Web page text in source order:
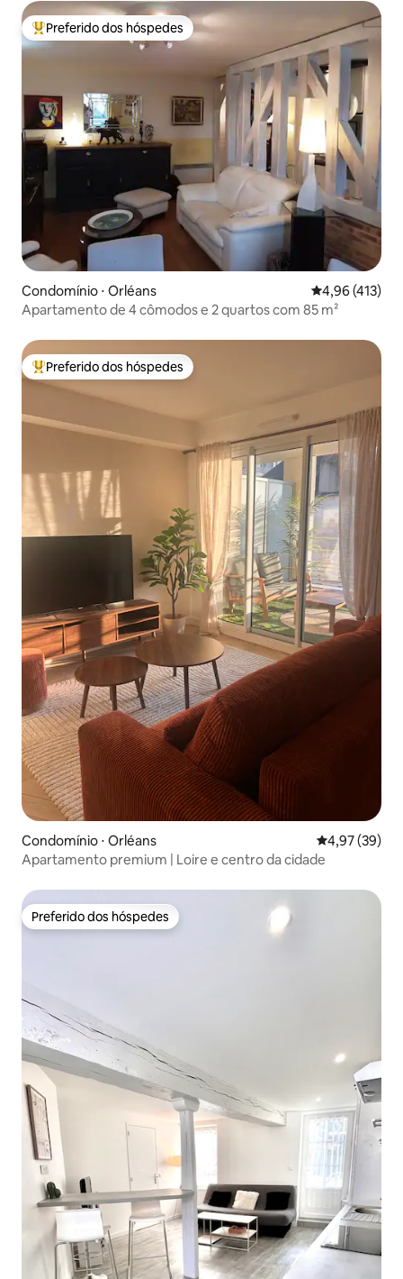
Entre os melhores preferidos dos hóspedes
Preferido dos hóspedes
Condomínio ⋅ Orléans 4,96 de uma
4,96 (413)
Apartamento de 4 cômodos e 2 quartos com 85 m²
Entre os melhores preferidos dos hóspedes
Preferido dos hóspedes
Condomínio ⋅ Orléans 4,97 de uma
4,97 (39)
Apartamento premium | Loire e centro da cidade
Preferido dos hóspedes
Preferido dos hóspedes